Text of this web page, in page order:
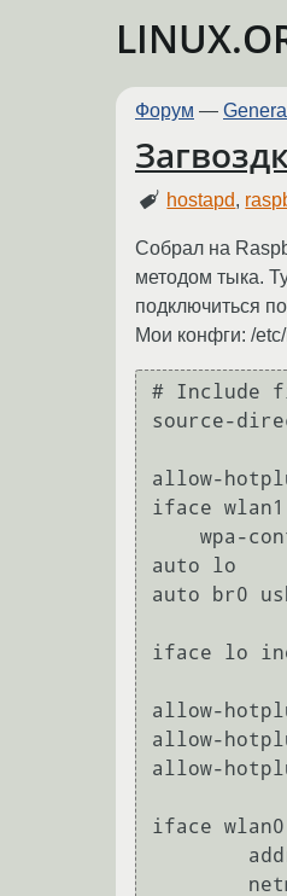
Форум — General
hostapd,
Собрал на
методом тыка.
подключиться
Мои конфги: /
# Include
source-
allow-
iface
auto lo
auto br0
iface lo
allow-
allow-
allow-
iface